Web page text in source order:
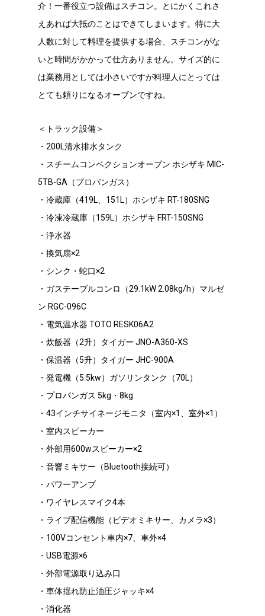
介！一番役立つ設備はスチコン。とにかくこれさ
えあれば大抵のことはできてしまいます。特に大
人数に対して料理を提供する場合、スチコンがな
いと時間がかかって仕方ありません。サイズ的に
は業務用としては小さいですが料理人にとっては
とても頼りになるオーブンですね。
＜トラック設備＞
・200L清水排水タンク
・スチームコンベクションオーブン ホシザキ MIC-
5TB-GA（プロパンガス）
・冷蔵庫（419L、151L）ホシザキ RT-180SNG
・冷凍冷蔵庫（159L）ホシザキ FRT-150SNG
・浄水器
・換気扇×2
・シンク・蛇口×2
・ガステーブルコンロ（29.1kW 2.08kg/h）マルゼ
ン RGC-096C
・電気温水器 TOTO RESK06A2
・炊飯器（2升）タイガー JNO-A360-XS
・保温器（5升）タイガー JHC-900A
・発電機（5.5kw）ガソリンタンク（70L）
・プロパンガス 5kg・8kg
・43インチサイネージモニタ（室内×1、室外×1）
・室内スピーカー
・外部用600wスピーカー×2
・音響ミキサー（Bluetooth接続可）
・パワーアンプ
・ワイヤレスマイク4本
・ライブ配信機能（ビデオミキサー、カメラ×3）
・100Vコンセント車内×7、車外×4
・USB電源×6
・外部電源取り込み口
・車体揺れ防止油圧ジャッキ×4
・消化器